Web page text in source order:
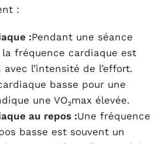
:
:Pendant une séance
la fréquence cardiaque est
l’intensité de l’effort.
basse pour une
une VO₂max élevée.
au repos :Une fréquence
basse est souvent un